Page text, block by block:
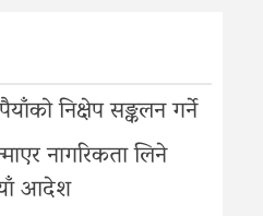
निक्षेप सङ्कलन गर्ने
नागरिकता लिने
आदेश